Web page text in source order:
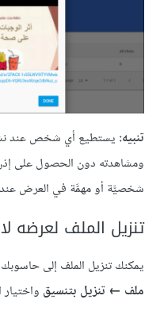
تنبيه: يستطيع أي شخص عند
ومشاهدته دون الحصول على
شخصيَّة أو مهمَّة في العرض
تنزيل الملف لعرضه
يمكنك تنزيل الملف إلى
ملف ← تنزيل بتنسيق واختيار